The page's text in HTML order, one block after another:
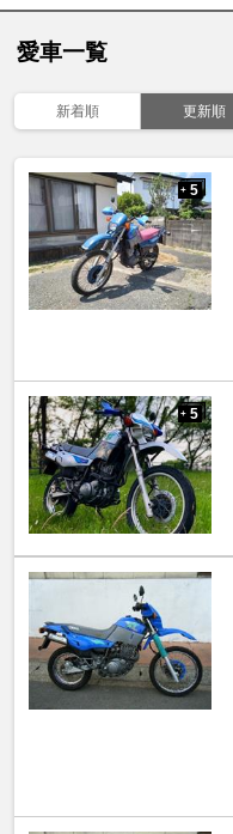
愛車一覧
新着順 更新順
+ 5
+ 5